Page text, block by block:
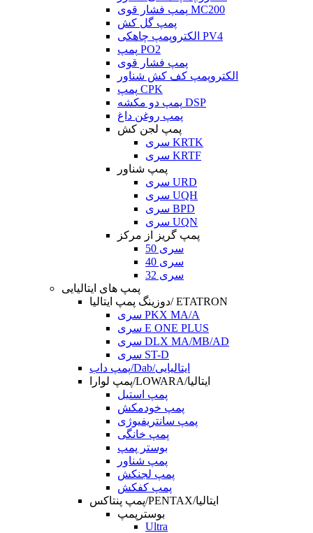
پمپ فشار قوی MC200
پمپ گل کش
الکتروپمپ چاهکی PV4
پمپ PO2
پمپ فشار قوی
الکتروپمپ کف کش شناور
پمپ CPK
پمپ دو مکشه DSP
پمپ روغن داغ
پمپ لجن کش
سری KRTK
سری KRTF
پمپ شناور
سری URD
سری UQH
سری BPD
سری UQN
پمپ گریز از مرکز
سری 50
سری 40
سری 32
پمپ های ایتالیایی
دوزینگ پمپ ایتالیا/ ETATRON
سری PKX MA/A
سری E ONE PLUS
سری DLX MA/MB/AD
سری ST-D
پمپ داب/Dab/ایتالیایی
پمپ لوارا/LOWARA/ایتالیا
پمپ استیل
پمپ خودمکش
پمپ سانتریفیوژی
پمپ خانگی
بوستر پمپ
پمپ شناور
پمپ لجنکش
پمپ کفکش
پمپ پنتاکس/PENTAX/ایتالیا
بوسترپمپ
Ultra